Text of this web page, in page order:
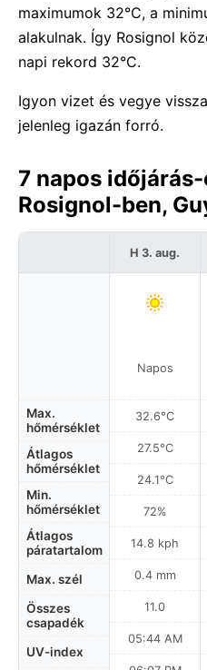
maximumok 32°C, a
alakulnak. Így Rosignol
napi rekord 32°C.
Igyon vizet és vegye
jelenleg igazán forró.
7 napos
Rosignol-ben,
Max.
hőmérséklet
Átlagos
hőmérséklet
Min.
hőmérséklet
Átlagos
páratartalom
Max. szél
Összes
csapadék
UV-index
H 3. aug.
Napos
32.6°C
27.5°C
24.1°C
72%
14.8 kph
0.4 mm
11.0
05:44 AM